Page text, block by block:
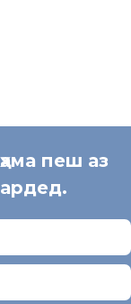
пеш аз